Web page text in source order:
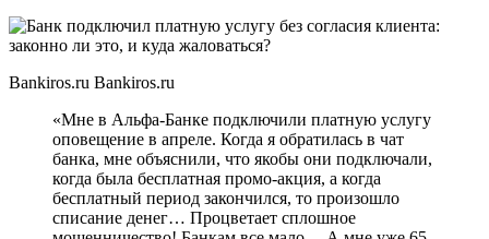
Bankiros.ru Bankiros.ru
«Мне в Альфа-Банке подключили платную услугу
оповещение в апреле. Когда я обратилась в чат
банка, мне объяснили, что якобы они подключали,
когда была бесплатная промо-акция, а когда
бесплатный период закончился, то произошло
списание денег… Процветает сплошное